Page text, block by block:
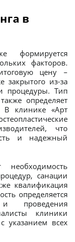
в
формируется
факторов.
цену –
закрытого из-за
процедуры. Тип
определяет
В клинике «Арт
что
и надежный
санации
квалификация
определяется
проведения
клиники
указанием всех